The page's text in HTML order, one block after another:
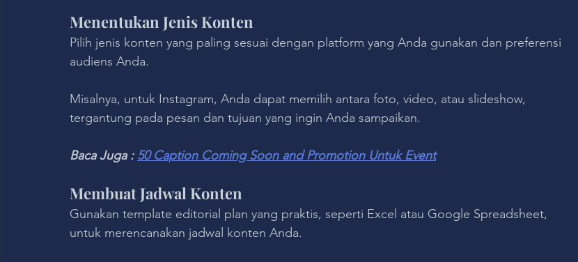
Menentukan Jenis Konten
Pilih jenis konten yang paling sesuai dengan platform yang Anda gunakan dan preferensi
audiens Anda.
Misalnya, untuk Instagram, Anda dapat memilih antara foto, video, atau slideshow,
tergantung pada pesan dan tujuan yang ingin Anda sampaikan.
Baca Juga : 50 Caption Coming Soon and Promotion Untuk Event
Membuat Jadwal Konten
Gunakan template editorial plan yang praktis, seperti Excel atau Google Spreadsheet,
untuk merencanakan jadwal konten Anda.